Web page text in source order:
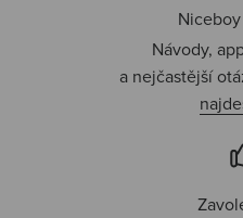
Návody,
a nejčastější